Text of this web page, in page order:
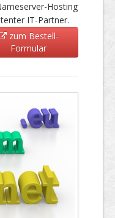
Hosting
IT-Partner.
zum Bestell-
Formular